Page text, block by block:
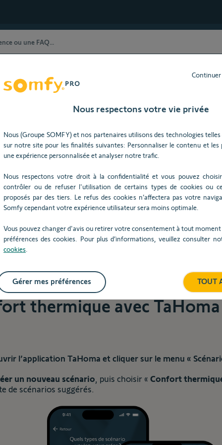
Technique) restent à votre
2026), nos horaires d'ouverture seront modifiés : du lundi
Besoin d’aide ?
créer et modifier un
thermique avec TaHoma
l’application TaHoma et cliquer sur le menu «
un nouveau scénario, puis choisir « Confort
de scénarios suggérés.
Nous respectons votre vie privée
Nous (Groupe SOMFY) et nos partenaires utilisons des technologies telles
sur notre site pour les finalités suivantes: Personnaliser le contenu et les
une expérience personnalisée et analyser notre trafic.
Nous respectons votre droit à la confidentialité et vous pouvez choisir
contrôler ou de refuser l'utilisation de certains types de cookies ou
proposés par des tiers. Le refus des cookies n’affectera pas votre
Somfy cependant votre expérience utilisateur sera moins optimale.
Vous pouvez changer d'avis ou retirer votre consentement à tout moment
préférences des cookies. Pour plus d’informations, veuillez consulter
cookies
Continuer
TOUT
Gérer mes préférences